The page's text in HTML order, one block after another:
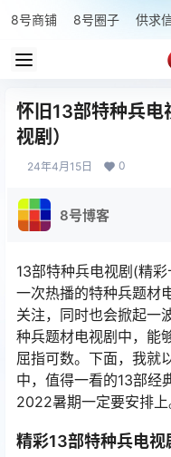
8号商铺 8号圈子 供求
怀旧13部特种兵电
视剧）
24年4月15日 0
8号博客
13部特种兵电视剧(精
一次热播的特种兵题材
关注，同时也会掀起一
种兵题材电视剧中，能
屈指可数。下面，我就
中，值得一看的13部经
2022暑期一定要安排上
精彩13部特种兵电视